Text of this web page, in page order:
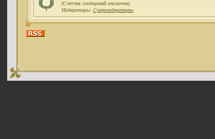
(Счетчик сообщений отключен).
Модераторы: Супермодераторы